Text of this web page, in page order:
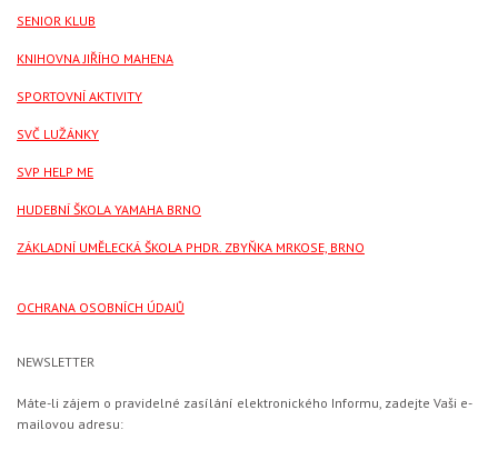
SENIOR KLUB
KNIHOVNA JIŘÍHO MAHENA
SPORTOVNÍ AKTIVITY
SVČ LUŽÁNKY
SVP HELP ME
HUDEBNÍ ŠKOLA YAMAHA BRNO
ZÁKLADNÍ UMĚLECKÁ ŠKOLA PHDR. ZBYŇKA MRKOSE, BRNO
OCHRANA OSOBNÍCH ÚDAJŮ
NEWSLETTER
Máte-li zájem o pravidelné zasílání elektronického Informu, zadejte Vaši e-
mailovou adresu: